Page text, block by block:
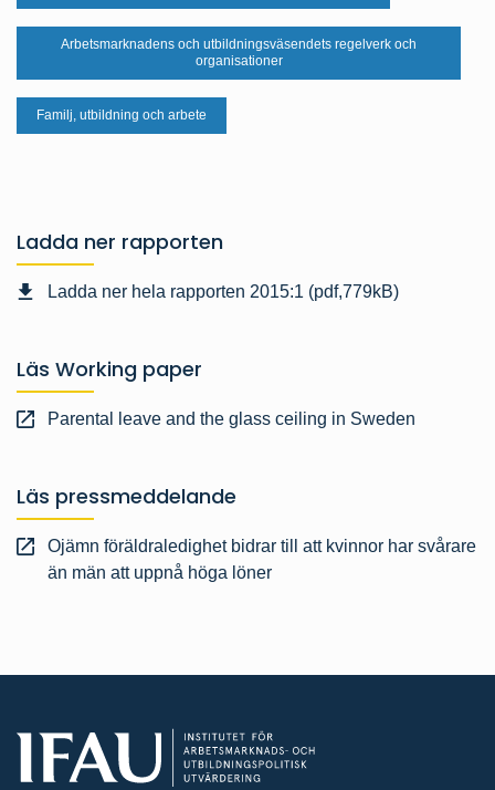
Arbetsmarknadens och utbildningsväsendets regelverk och
organisationer
Familj, utbildning och arbete
Ladda ner rapporten
Ladda ner hela rapporten 2015:1 (pdf,779kB)
Läs Working paper
Parental leave and the glass ceiling in Sweden
Läs pressmeddelande
Ojämn föräldraledighet bidrar till att kvinnor har svårare
än män att uppnå höga löner